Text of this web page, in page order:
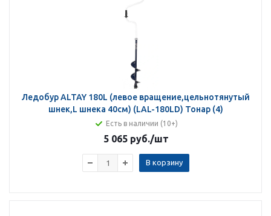
Ледобур ALTAY 180L (левое вращение,цельнотянутый
шнек,L шнека 40см) (LAL-180LD) Тонар (4)
Есть в наличии (10+)
5 065 руб./шт
В корзину